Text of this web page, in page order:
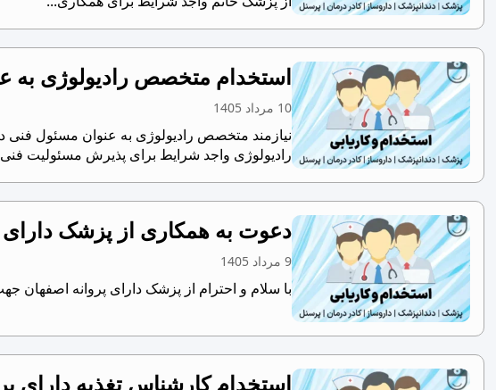
استخدام متخصص رادیولوژی به
10 مرداد 1405
نیازمند متخصص رادیولوژی به عنوان مسئول
رادیولوژی واجد شرایط برای پذیرش مسئولیت
دعوت به همکاری از پزشک دارای
9 مرداد 1405
با سلام و احترام از پزشک دارای پروانه اصفهان
استخدام کارشناس تغذیه